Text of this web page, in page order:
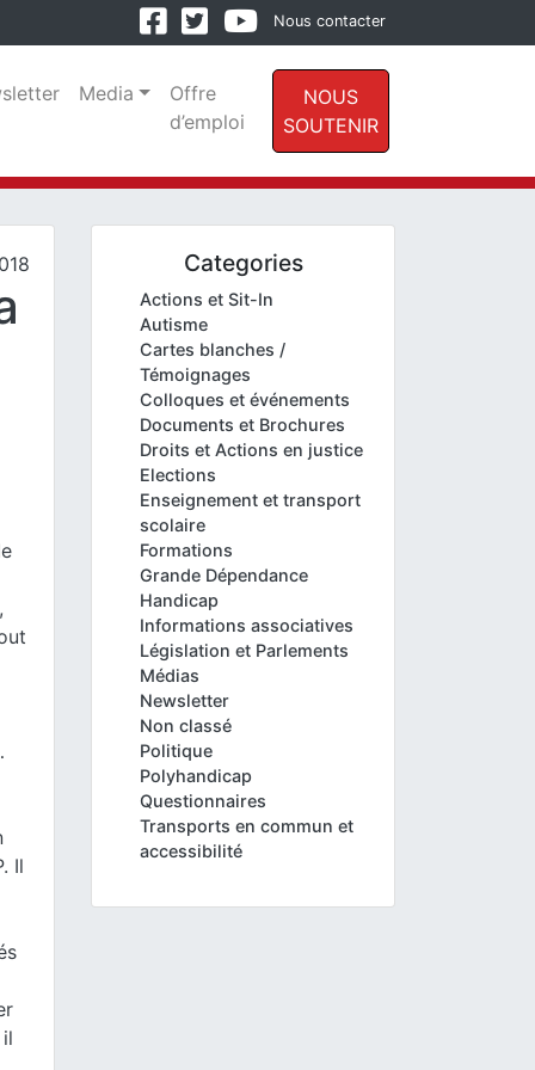
Nous contacter
Media
Offre
d’emploi
NOUS
SOUTENIR
Il
Categories
Actions et Sit-In
Autisme
Cartes blanches /
Témoignages
Colloques et événements
Documents et Brochures
Droits et Actions en justice
Elections
Enseignement et transport
scolaire
Formations
Grande Dépendance
Handicap
Informations associatives
Législation et Parlements
Médias
Newsletter
Non classé
Politique
Polyhandicap
Questionnaires
Transports en commun et
accessibilité